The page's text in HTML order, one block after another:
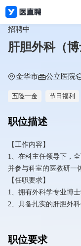
招聘中
肝胆外科（博
金华市 公立医院
五险一金 节日福利
职位描述
【工作内容】
1、在科主任领导下，
并参与科室的医教研一
【任职要求】
1、拥有外科学专业博
2、具备扎实的肝胆外
职位要求